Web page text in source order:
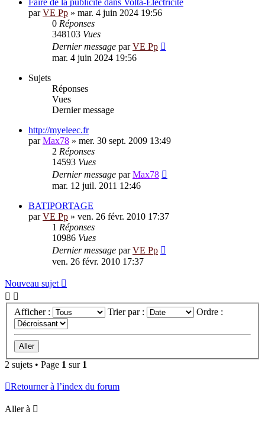
parVE Pp » mar. 4 juin 2024 19:56
0 Réponses
348103 Vues
Dernier message parVE Pp
mar. 4 juin 2024 19:56
Sujets
Réponses
Vues
Dernier message
http://myeleec.fr
parMax78 » mer. 30 sept. 2009 13:49
2 Réponses
14593 Vues
Dernier message parMax78
mar. 12 juil. 2011 12:46
BATIPORTAGE
parVE Pp » ven. 26 févr. 2010 17:37
1 Réponses
10986 Vues
Dernier message parVE Pp
ven. 26 févr. 2010 17:37
Nouveau sujet
Afficher : Trier par : Ordre :
2 sujets • Page 1 sur 1
Retourner à l’index du forum
Aller à